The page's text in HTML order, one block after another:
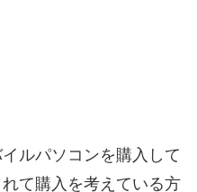
ルパソコンを購入して
て購入を考えている方